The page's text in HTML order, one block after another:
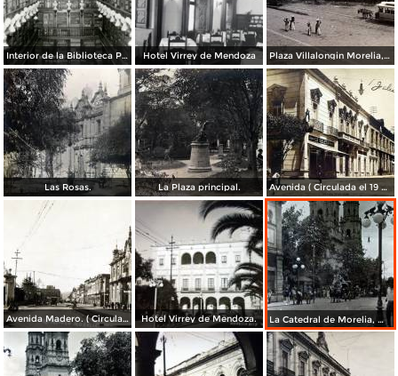
Interior de la Biblioteca Pública Hotel Virrey de Mendoza Plaza Villalongin Morelia, Michoacán.
Las Rosas. La Plaza principal. Avenida ( Circulada el 19 de Marzo de 1922 ).
Avenida Madero. ( Circulada el 19 de Marzo de 1922 ). Hotel Virrey de Mendoza. La Catedral de Morelia, Michoacán.